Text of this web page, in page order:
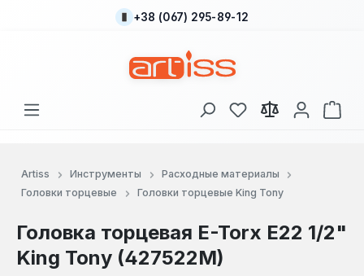
Перейти к основному содержанию
+38 (067) 295-89-12
У вас есть товары
В
Artiss Инструменты
Расходные материалы
Головки торцевые
Головки торцевые King Tony
Головка торцевая E-Torx E22 1/2"
King Tony (427522M)